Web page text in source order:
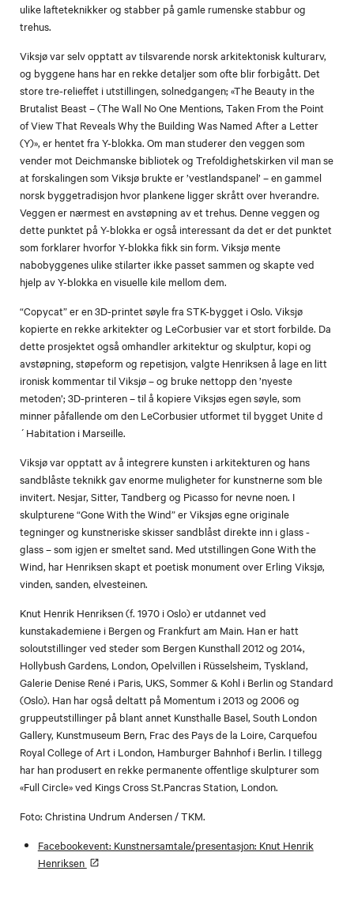
ulike lafteteknikker og stabber på gamle rumenske stabbur og
trehus.
Viksjø var selv opptatt av tilsvarende norsk arkitektonisk kulturarv,
og byggene hans har en rekke detaljer som ofte blir forbigått. Det
store tre-relieffet i utstillingen, solnedgangen; «The Beauty in the
Brutalist Beast – (The Wall No One Mentions, Taken From the Point
of View That Reveals Why the Building Was Named After a Letter
(Y)», er hentet fra Y-blokka. Om man studerer den veggen som
vender mot Deichmanske bibliotek og Trefoldighetskirken vil man se
at forskalingen som Viksjø brukte er ’vestlandspanel’ – en gammel
norsk byggetradisjon hvor plankene ligger skrått over hverandre.
Veggen er nærmest en avstøpning av et trehus. Denne veggen og
dette punktet på Y-blokka er også interessant da det er det punktet
som forklarer hvorfor Y-blokka fikk sin form. Viksjø mente
nabobyggenes ulike stilarter ikke passet sammen og skapte ved
hjelp av Y-blokka en visuelle kile mellom dem.
“Copycat” er en 3D-printet søyle fra STK-bygget i Oslo. Viksjø
kopierte en rekke arkitekter og LeCorbusier var et stort forbilde. Da
dette prosjektet også omhandler arkitektur og skulptur, kopi og
avstøpning, støpeform og repetisjon, valgte Henriksen å lage en litt
ironisk kommentar til Viksjø – og bruke nettopp den ’nyeste
metoden’; 3D-printeren – til å kopiere Viksjøs egen søyle, som
minner påfallende om den LeCorbusier utformet til bygget Unite d
´Habitation i Marseille.
Viksjø var opptatt av å integrere kunsten i arkitekturen og hans
sandblåste teknikk gav enorme muligheter for kunstnerne som ble
invitert. Nesjar, Sitter, Tandberg og Picasso for nevne noen. I
skulpturene “Gone With the Wind” er Viksjøs egne originale
tegninger og kunstneriske skisser sandblåst direkte inn i glass -
glass – som igjen er smeltet sand. Med utstillingen Gone With the
Wind, har Henriksen skapt et poetisk monument over Erling Viksjø,
vinden, sanden, elvesteinen.
Knut Henrik Henriksen (f. 1970 i Oslo) er utdannet ved
kunstakademiene i Bergen og Frankfurt am Main. Han er hatt
soloutstillinger ved steder som Bergen Kunsthall 2012 og 2014,
Hollybush Gardens, London, Opelvillen i Rüsselsheim, Tyskland,
Galerie Denise René i Paris, UKS, Sommer & Kohl i Berlin og Standard
(Oslo). Han har også deltatt på Momentum i 2013 og 2006 og
gruppeutstillinger på blant annet Kunsthalle Basel, South London
Gallery, Kunstmuseum Bern, Frac des Pays de la Loire, Carquefou
Royal College of Art i London, Hamburger Bahnhof i Berlin. I tillegg
har han produsert en rekke permanente offentlige skulpturer som
«Full Circle» ved Kings Cross St.Pancras Station, London.
Foto: Christina Undrum Andersen / TKM.
Facebookevent: Kunstnersamtale/presentasjon: Knut Henrik
Henriksen